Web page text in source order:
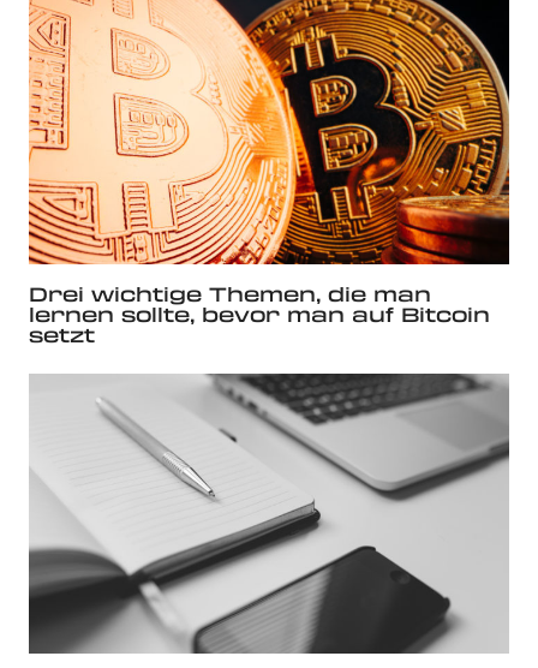
Drei wichtige Themen, die man
lernen sollte, bevor man auf Bitcoin
setzt